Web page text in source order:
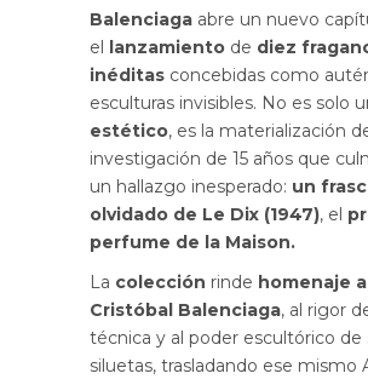
Balenciaga abre un nuevo
el lanzamiento de diez
inéditas concebidas como
esculturas invisibles. No es solo
estético, es la materialización
investigación de 15 años que
un hallazgo inesperado: un
olvidado de Le Dix (1947), el
perfume de la Maison.
La colección rinde homenaje a
Cristóbal Balenciaga, al rigor
técnica y al poder escultórico de
siluetas, trasladando ese mismo